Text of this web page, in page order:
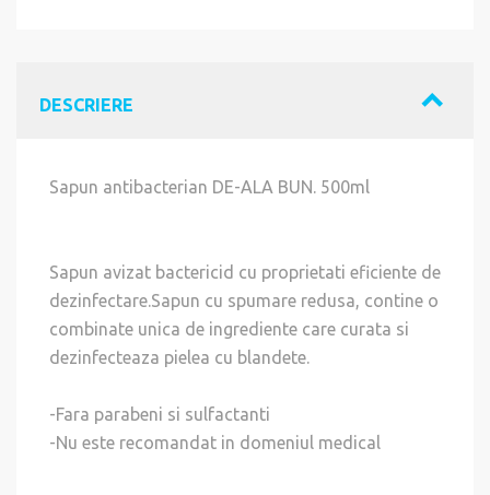
DESCRIERE
Sapun antibacterian DE-ALA BUN. 500ml
Sapun avizat bactericid cu proprietati eficiente de
dezinfectare.Sapun cu spumare redusa, contine o
combinate unica de ingrediente care curata si
dezinfecteaza pielea cu blandete.
-Fara parabeni si sulfactanti
-Nu este recomandat in domeniul medical